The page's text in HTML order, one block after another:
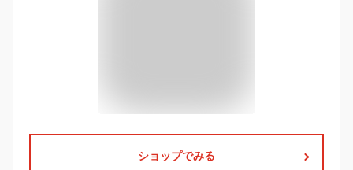
ショップでみる